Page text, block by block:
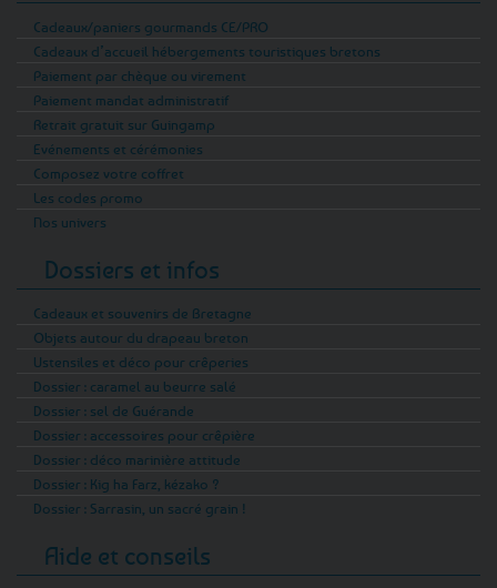
Cadeaux/paniers gourmands CE/PRO
Cadeaux d’accueil hébergements touristiques bretons
Paiement par chèque ou virement
Paiement mandat administratif
Retrait gratuit sur Guingamp
Evénements et cérémonies
Composez votre coffret
Les codes promo
Nos univers
Dossiers et infos
Cadeaux et souvenirs de Bretagne
Objets autour du drapeau breton
Ustensiles et déco pour crêperies
Dossier : caramel au beurre salé
Dossier : sel de Guérande
Dossier : accessoires pour crêpière
Dossier : déco marinière attitude
Dossier : Kig ha Farz, kézako ?
Dossier : Sarrasin, un sacré grain !
Aide et conseils